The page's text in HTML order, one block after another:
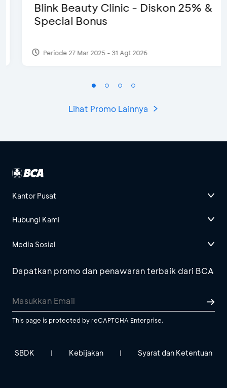
Blink Beauty Clinic - Diskon 25% &
Special Bonus
Periode 27 Mar 2025 - 31 Agt 2026
Lihat Promo Lainnya
Kantor Pusat
Hubungi Kami
Media Sosial
Dapatkan promo dan penawaran terbaik dari BCA
This page is protected by reCAPTCHA Enterprise.
SBDK | Kebijakan | Syarat dan Ketentuan